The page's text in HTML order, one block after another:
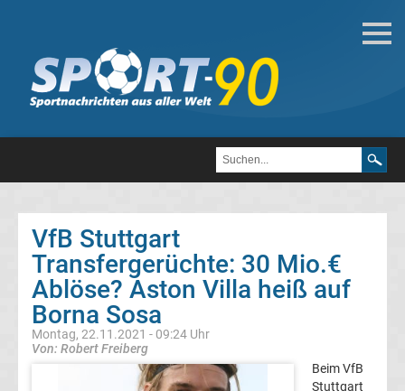
Deutsche
Transfergerüchte
FC
Heidenheim
1846
Transfergerüchte
VfB Stuttgart
Transfergerüchte: 30 Mio.€
Ablöse? Aston Villa heiß auf
Borna Sosa
Montag, 22.11.2021 - 09:24 Uhr
Von: Robert Freiberg
Beim VfB
Stuttgart